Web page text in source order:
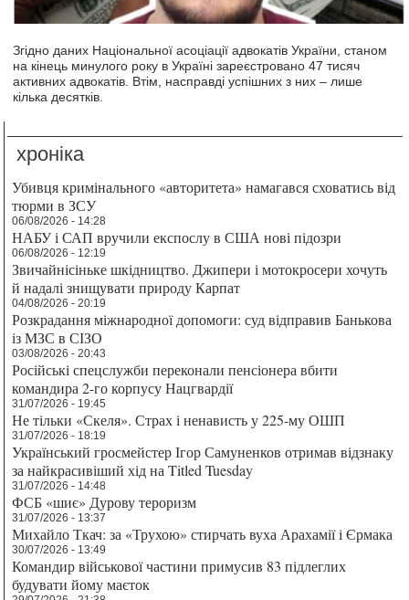
Згідно даних Національної асоціації адвокатів України, станом
на кінець минулого року в Україні зареєстровано 47 тисяч
активних адвокатів. Втім, насправді успішних з них – лише
кілька десятків.
хроніка
Убивця кримінального «авторитета» намагався сховатись від
тюрми в ЗСУ
06/08/2026 - 14:28
НАБУ і САП вручили експослу в США нові підозри
06/08/2026 - 12:19
Звичайнісіньке шкідництво. Джипери і мотокросери хочуть
й надалі знищувати природу Карпат
04/08/2026 - 20:19
Розкрадання міжнародної допомоги: суд відправив Банькова
із МЗС в СІЗО
03/08/2026 - 20:43
Російські спецслужби переконали пенсіонера вбити
командира 2-го корпусу Нацгвардії
31/07/2026 - 19:45
Не тільки «Скеля». Страх і ненависть у 225-му ОШП
31/07/2026 - 18:19
Український гросмейстер Ігор Самуненков отримав відзнаку
за найкрасивіший хід на Titled Tuesday
31/07/2026 - 14:48
ФСБ «шиє» Дурову тероризм
31/07/2026 - 13:37
Михайло Ткач: за «Трухою» стирчать вуха Арахамії і Єрмака
30/07/2026 - 13:49
Командир військової частини примусив 83 підлеглих
будувати йому маєток